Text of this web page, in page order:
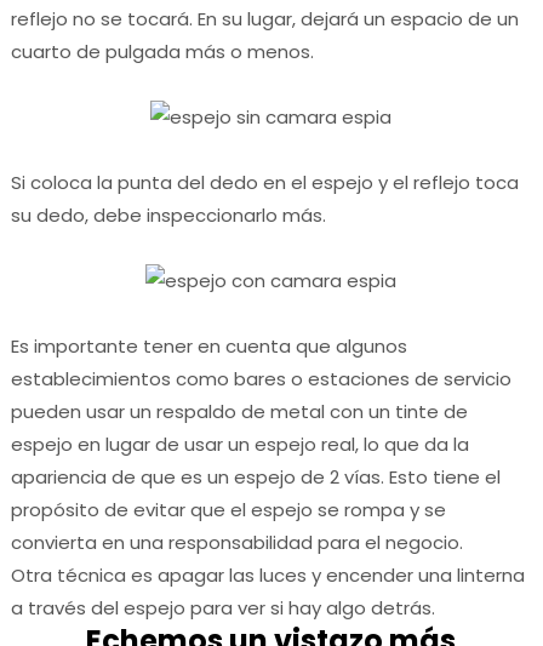
reflejo no se tocará. En su lugar, dejará un espacio de un
cuarto de pulgada más o menos.
Si coloca la punta del dedo en el espejo y el reflejo toca
su dedo, debe inspeccionarlo más.
Es importante tener en cuenta que algunos
establecimientos como bares o estaciones de servicio
pueden usar un respaldo de metal con un tinte de
espejo en lugar de usar un espejo real, lo que da la
apariencia de que es un espejo de 2 vías. Esto tiene el
propósito de evitar que el espejo se rompa y se
convierta en una responsabilidad para el negocio.
Otra técnica es apagar las luces y encender una linterna
a través del espejo para ver si hay algo detrás.